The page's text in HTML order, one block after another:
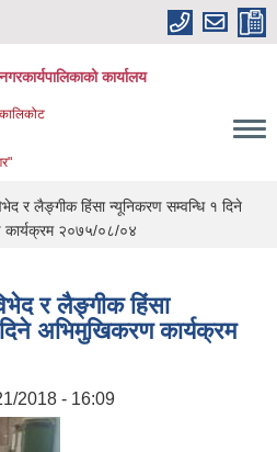
कार्यालय
र लैङ्गीक हिंसा न्यूनिकरण सम्वन्धि १ दिने
२०७५/०८/०४
र लैङ्गीक हिंसा
अभिमुखिकरण कार्यक्रम
2018 - 16:09